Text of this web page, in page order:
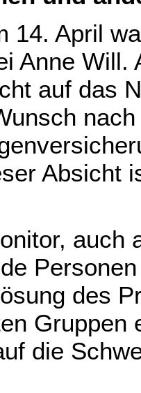
14. April
Anne
auf das
Absicht
auch
des
Gruppen
die